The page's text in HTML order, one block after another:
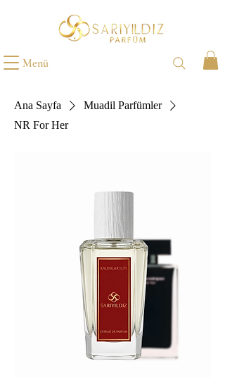
Menü
Ana Sayfa
Muadil Parfümler
NR For Her